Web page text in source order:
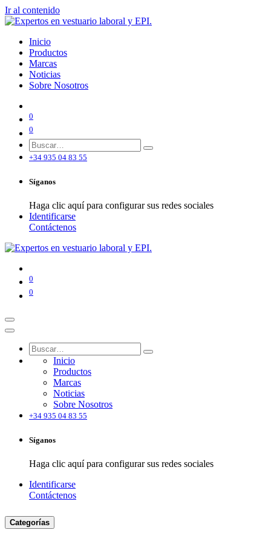
Ir al contenido
Inicio
Productos
Marcas
Noticias
Sobre Nosotros
0
0
+34 935 04 83 55
Síganos
Haga clic aquí para configurar sus redes sociales
Identificarse
Contáctenos
0
0
Inicio
Productos
Marcas
Noticias
Sobre Nosotros
+34 935 04 83 55
Síganos
Haga clic aquí para configurar sus redes sociales
Identificarse
Contáctenos
Categorías